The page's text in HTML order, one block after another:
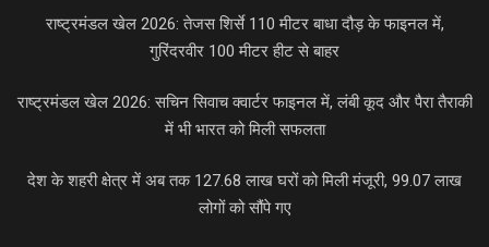
राष्ट्रमंडल खेल 2026: तेजस शिर्से 110 मीटर बाधा दौड़ के फाइनल में,
गुरिंदरवीर 100 मीटर हीट से बाहर
राष्ट्रमंडल खेल 2026: सचिन सिवाच क्वार्टर फाइनल में, लंबी कूद और पैरा तैराकी
में भी भारत को मिली सफलता
देश के शहरी क्षेत्र में अब तक 127.68 लाख घरों को मिली मंजूरी, 99.07 लाख
लोगों को सौंपे गए